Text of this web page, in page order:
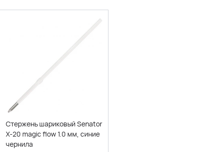
Стержень шариковый Senator
X-20 magic flow 1.0 мм, синие
чернила